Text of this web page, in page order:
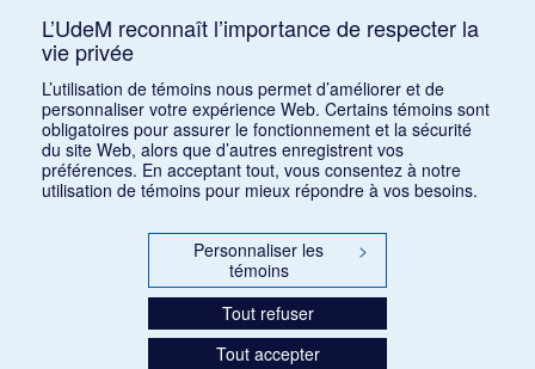
1 2
L’UdeM reconnaît l’importance de respecter la
vie privée
L’utilisation de témoins nous permet d’améliorer et de
personnaliser votre expérience Web. Certains témoins sont
obligatoires pour assurer le fonctionnement et la sécurité
du site Web, alors que d’autres enregistrent vos
préférences. En acceptant tout, vous consentez à notre
utilisation de témoins pour mieux répondre à vos besoins.
Personnaliser les
témoins
>
Tout refuser
Tout accepter